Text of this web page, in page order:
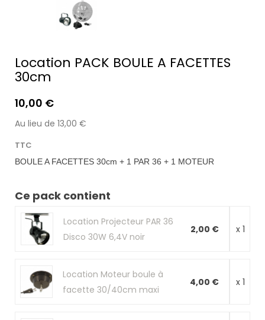
Location PACK BOULE A FACETTES
30cm
10,00 €
Au lieu de 13,00 €
TTC
BOULE A FACETTES 30cm + 1 PAR 36 + 1 MOTEUR
Ce pack contient
Location Projecteur PAR 36
Disco 30W 6,4V noir
2,00 € x 1
Location Moteur boule à
facette 30/40cm maxi
4,00 € x 1